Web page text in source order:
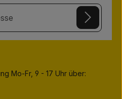
Felder sind
Mo-Fr, 9 - 17 Uhr über: